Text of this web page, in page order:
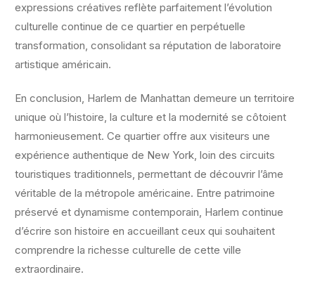
expressions créatives reflète parfaitement l’évolution
culturelle continue de ce quartier en perpétuelle
transformation, consolidant sa réputation de laboratoire
artistique américain.
En conclusion, Harlem de Manhattan demeure un territoire
unique où l’histoire, la culture et la modernité se côtoient
harmonieusement. Ce quartier offre aux visiteurs une
expérience authentique de New York, loin des circuits
touristiques traditionnels, permettant de découvrir l’âme
véritable de la métropole américaine. Entre patrimoine
préservé et dynamisme contemporain, Harlem continue
d’écrire son histoire en accueillant ceux qui souhaitent
comprendre la richesse culturelle de cette ville
extraordinaire.